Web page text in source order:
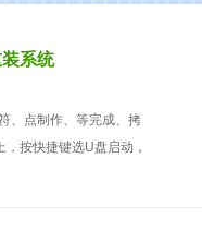
系统
、点制作、等完成、拷
按快捷键选U盘启动，